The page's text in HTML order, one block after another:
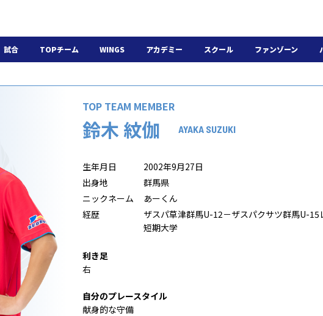
試合 TOPチーム WINGS アカデミー
施設紹介
WINGSアカデミー
スクール
入会の流れ
ファンゾーン
TOP TEAM MEMBER
鈴木 紋伽 AYAKA SUZUKI
生年月日
2002年9月27日
出身地
群馬県
ニックネーム
あーくん
経歴
ザスパ草津群馬U-12－ザスパクサツ群馬U-
短期大学
利き足
右
自分のプレースタイル
献身的な守備